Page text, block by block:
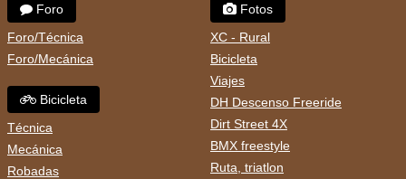
Foro
Foro/Técnica
Foro/Mecánica
Bicicleta
Técnica
Mecánica
Robadas
Fotos
XC - Rural
Bicicleta
Viajes
DH Descenso Freeride
Dirt Street 4X
BMX freestyle
Ruta, triatlon